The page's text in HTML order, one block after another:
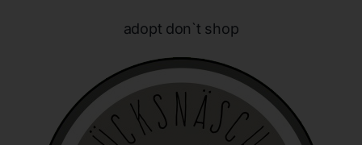
adopt don`t shop
Verfahren ausgeführte Vorgang oder jede solche
Vorgangsreihe im Zusammenhang mit
personenbezogenen Daten wie das Erheben, das
Erfassen, die Organisation, das Ordnen, die Speicherung,
die Anpassung oder Veränderung, das Auslesen, das